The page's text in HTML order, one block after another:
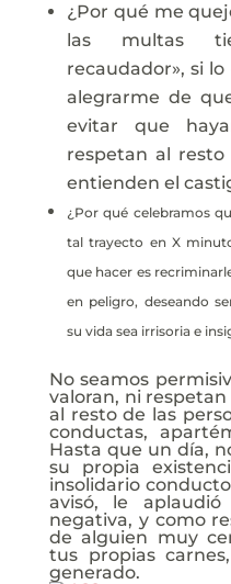
¿Por qué me
las multas
recaudador», si
alegrarme de
evitar que
respetan al
entienden el
¿Por qué celebramos
tal trayecto en X
que hacer es
en peligro, deseando
su vida sea irrisoria e
No seamos
valoran, ni
al resto de las
conductas,
Hasta que un día,
su propia
insolidario
avisó, le
negativa, y como
de alguien muy
tus propias
generado.